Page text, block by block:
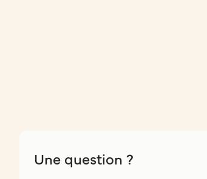
Une question ?